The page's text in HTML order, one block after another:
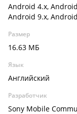
Android 4.x,
Android 9.x,
Размер
16.63 МБ
Язык
Английский
Разработчик
Sony Mobile